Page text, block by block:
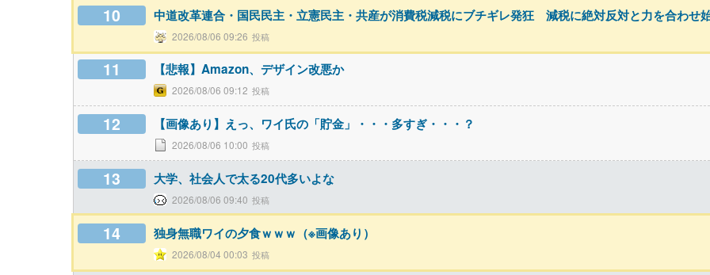
10 中道改革連合・国民民主・立憲民主・共産が消費税減税にブチギレ発狂 減税に絶対反対と力を合わせ
2026/08/06 09:26
11 【悲報】Amazon、デザイン改悪か
2026/08/06 09:12
12 【画像あり】えっ、ワイ氏の「貯金」・・・多すぎ・・・？
2026/08/06 10:00
13 大学、社会人で太る20代多いよな
2026/08/06 09:40
14 独身無職ワイの夕食ｗｗｗ（※画像あり）
2026/08/04 00:03